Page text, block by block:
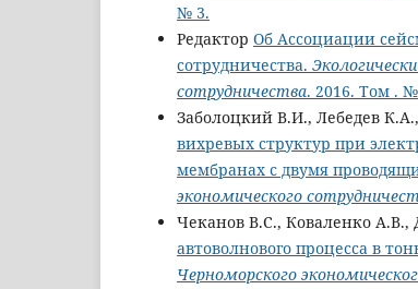
№ 3.
Редактор Об Ассоциации
сотрудничества.
сотрудничества. 2016. Том .
Заболоцкий В.И., Лебедев
вихревых структур при
мембранах с двумя
экономического
Чеканов В.С., Коваленко
автоволнового процесса в
Черноморского